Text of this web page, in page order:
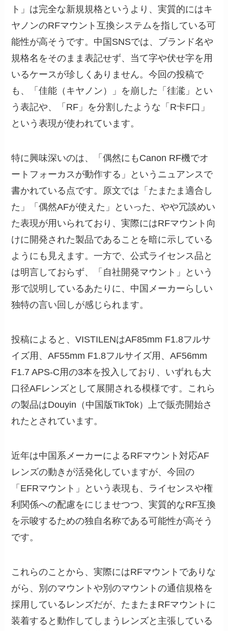
ト」は完全な新規規格というより、実質的にはキ
ヤノンのRFマウント互換システムを指している可
能性が高そうです。中国SNSでは、ブランド名や
規格名をそのまま表記せず、当て字や伏せ字を用
いるケースが珍しくありません。今回の投稿で
も、「佳能（キヤノン）」を崩した「徍㴰」とい
う表記や、「RF」を分割したような「R卡F口」
という表現が使われています。
特に興味深いのは、「偶然にもCanon RF機でオ
ートフォーカスが動作する」というニュアンスで
書かれている点です。原文では「たまたま適合し
た」「偶然AFが使えた」といった、やや冗談めい
た表現が用いられており、実際にはRFマウント向
けに開発された製品であることを暗に示している
ようにも見えます。一方で、公式ライセンス品と
は明言しておらず、「自社開発マウント」という
形で説明しているあたりに、中国メーカーらしい
独特の言い回しが感じられます。
投稿によると、VISTILENはAF85mm F1.8フルサ
イズ用、AF55mm F1.8フルサイズ用、AF56mm
F1.7 APS-C用の3本を投入しており、いずれも大
口径AFレンズとして展開される模様です。これら
の製品はDouyin（中国版TikTok）上で販売開始さ
れたとされています。
近年は中国系メーカーによるRFマウント対応AF
レンズの動きが活発化していますが、今回の
「EFRマウント」という表現も、ライセンスや権
利関係への配慮をにじませつつ、実質的なRF互換
を示唆するための独自名称である可能性が高そう
です。
これらのことから、実際にはRFマウントでありな
がら、別のマウントや別のマウントの通信規格を
採用しているレンズだが、たまたまRFマウントに
装着すると動作してしまうレンズと主張している